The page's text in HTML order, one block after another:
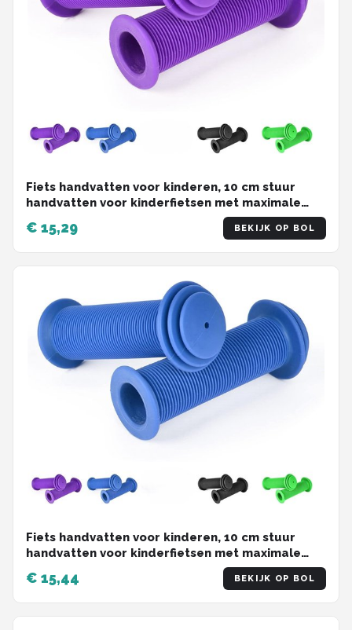
Fiets handvatten voor kinderen, 10 cm stuur
handvatten voor kinderfietsen met maximale
veiligheidsbescherming tegen impact,
kinderfiets handvatten, rubberen handvatten
voor steps, driewielers, kinderloopfietsen,
kinderfietsen paars
€ 15,29 BEKIJK OP BOL
Fiets handvatten voor kinderen, 10 cm stuur
handvatten voor kinderfietsen met maximale
veiligheidsbescherming tegen impact,
kinderfiets handvatten, rubberen handvatten
voor steps, driewielers, kinderloopfietsen,
kinderfietsen blauw
€ 15,44 BEKIJK OP BOL